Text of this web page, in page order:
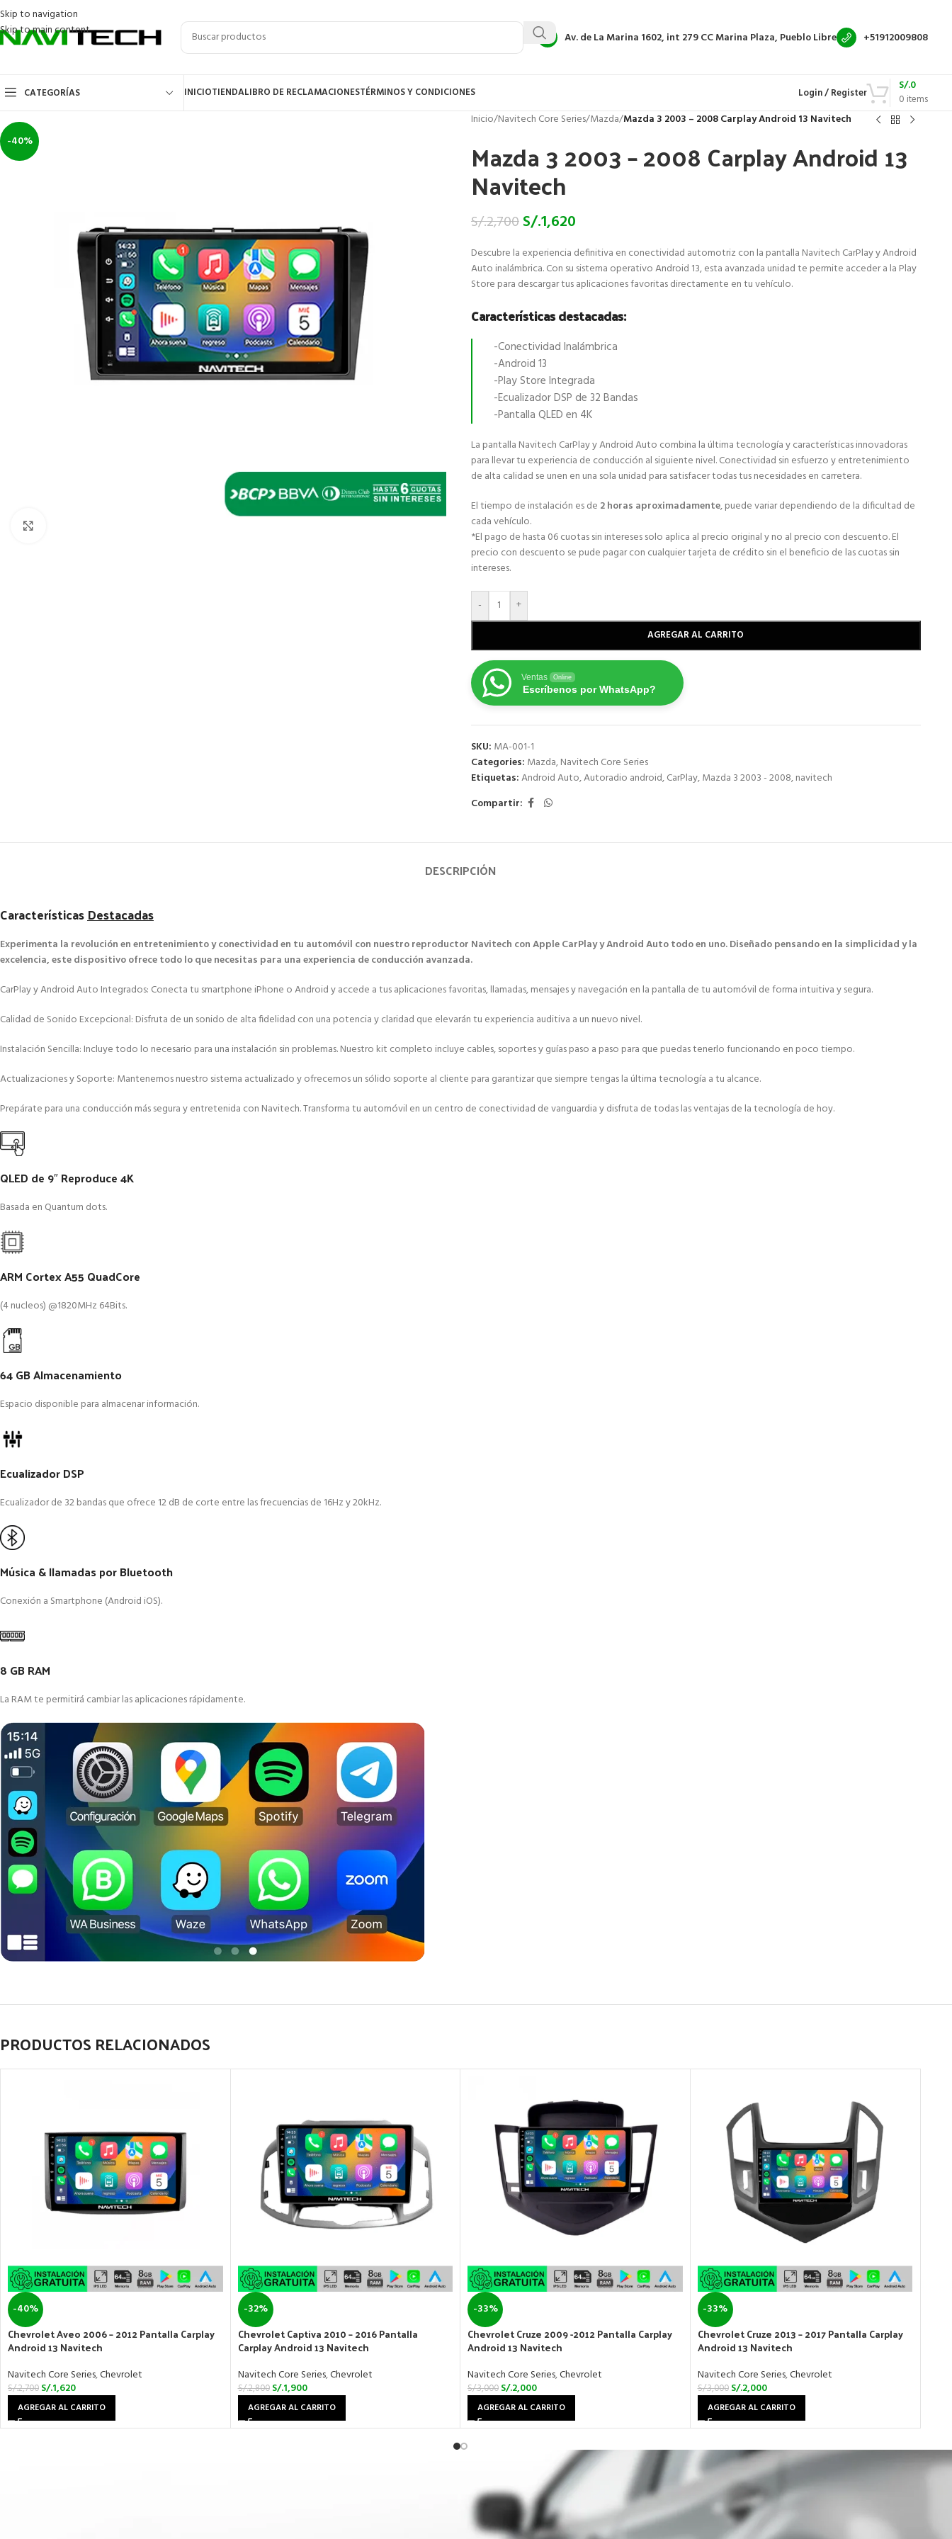
Skip to navigation
Skip to main content
Av. de La Marina 1602, int 279CC Marina Plaza, Pueblo Libre +51912009808
CATEGORÍAS INICIOTIENDALIBRO DE RECLAMACIONESTÉRMINOS Y CONDICIONES Login / Register 0 items
S/.0
-40%
Inicio/Navitech Core Series/Mazda/Mazda 3 2003 – 2008 Carplay Android 13 Navitech
Mazda 3 2003 – 2008 Carplay Android 13
Navitech
S/.2,700S/.1,620
Descubre la experiencia definitiva en conectividad automotriz con la pantalla Navitech CarPlay y Android
Auto inalámbrica. Con su sistema operativo Android 13, esta avanzada unidad te permite acceder a la Play
Store para descargar tus aplicaciones favoritas directamente en tu vehículo.
Características destacadas:
-Conectividad Inalámbrica
-Android 13
-Play Store Integrada
-Ecualizador DSP de 32 Bandas
-Pantalla QLED en 4K
La pantalla Navitech CarPlay y Android Auto combina la última tecnología y características innovadoras
para llevar tu experiencia de conducción al siguiente nivel. Conectividad sin esfuerzo y entretenimiento
de alta calidad se unen en una sola unidad para satisfacer todas tus necesidades en carretera.
El tiempo de instalación es de 2 horas aproximadamente, puede variar dependiendo de la dificultad de
cada vehículo.
*El pago de hasta 06 cuotas sin intereses solo aplica al precio original y no al precio con descuento. El
precio con descuento se pude pagar con cualquier tarjeta de crédito sin el beneficio de las cuotas sin
intereses.
- +
AGREGAR AL CARRITO
Ventas Online
Escríbenos por WhatsApp?
SKU: MA-001-1
Categories: Mazda,Navitech Core Series
Etiquetas:Android Auto,Autoradio android,CarPlay,Mazda 3 2003 - 2008,navitech
Compartir:
DESCRIPCIÓN
CaracterísticasDestacadas
Experimenta la revolución en entretenimiento y conectividad en tu automóvil con nuestro reproductor Navitech con Apple CarPlay y Android Auto todo en uno. Diseñado pensando en la simplicidad y la
excelencia, este dispositivo ofrece todo lo que necesitas para una experiencia de conducción avanzada.
CarPlay y Android Auto Integrados: Conecta tu smartphone iPhone o Android y accede a tus aplicaciones favoritas, llamadas, mensajes y navegación en la pantalla de tu automóvil de forma intuitiva y segura.
Calidad de Sonido Excepcional: Disfruta de un sonido de alta fidelidad con una potencia y claridad que elevarán tu experiencia auditiva a un nuevo nivel.
Instalación Sencilla: Incluye todo lo necesario para una instalación sin problemas. Nuestro kit completo incluye cables, soportes y guías paso a paso para que puedas tenerlo funcionando en poco tiempo.
Actualizaciones y Soporte: Mantenemos nuestro sistema actualizado y ofrecemos un sólido soporte al cliente para garantizar que siempre tengas la última tecnología a tu alcance.
Prepárate para una conducción más segura y entretenida con Navitech. Transforma tu automóvil en un centro de conectividad de vanguardia y disfruta de todas las ventajas de la tecnología de hoy.
QLED de 9″ Reproduce 4K
Basada en Quantum dots.
ARM Cortex A55 QuadCore
(4 nucleos) @1820MHz 64Bits.
64 GB Almacenamiento
Espacio disponible para almacenar información.
Ecualizador DSP
Ecualizador de 32 bandas que ofrece 12 dB de corte entre las frecuencias de 16Hz y 20kHz.
Música & llamadas por Bluetooth
Conexión a Smartphone (Android iOS).
8 GB RAM
La RAM te permitirá cambiar las aplicaciones rápidamente.
PRODUCTOS RELACIONADOS
-40%
Chevrolet Aveo 2006 – 2012 Pantalla Carplay
Android 13 Navitech
Navitech Core Series,Chevrolet
S/.2,700 S/.1,620
AGREGAR AL CARRITO
-32%
Chevrolet Captiva 2010 – 2016 Pantalla
Carplay Android 13 Navitech
Navitech Core Series,Chevrolet
S/.2,800 S/.1,900
AGREGAR AL CARRITO
-33%
Chevrolet Cruze 2009 -2012 Pantalla Carplay
Android 13 Navitech
Navitech Core Series,Chevrolet
S/.3,000 S/.2,000
AGREGAR AL CARRITO
-33%
Chevrolet Cruze 2013 – 2017 Pantalla Carplay
Android 13 Navitech
Navitech Core Series,Chevrolet
S/.3,000 S/.2,000
AGREGAR AL CARRITO